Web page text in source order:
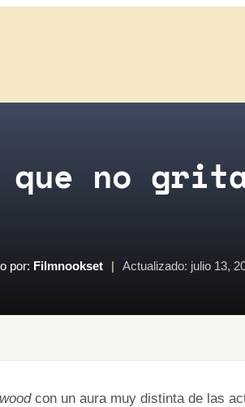
no
por: Filmnookset | Actualizado: julio 13,
con un aura muy distinta de las